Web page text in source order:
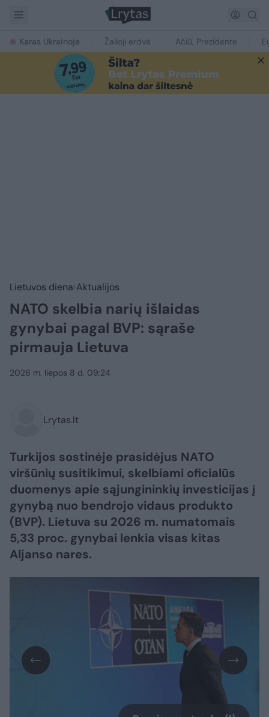
Karas Ukrainoje Žalioji erdvė Ačiū, Prezidente
Lietuvos diena Aktualijos
NATO skelbia narių išlaidas
gynybai pagal BVP: sąraše
pirmauja Lietuva
2026 m. liepos 8 d. 09:24
Lrytas.lt
Turkijos sostinėje prasidėjus NATO
viršūnių susitikimui, skelbiami oficialūs
duomenys apie sąjungininkių investicijas į
gynybą nuo bendrojo vidaus produkto
(BVP). Lietuva su 2026 m. numatomais
5,33 proc. gynybai lenkia visas kitas
Aljanso nares.